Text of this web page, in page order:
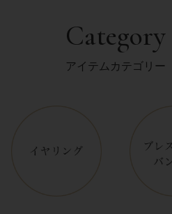
Category
アイテムカテゴリー